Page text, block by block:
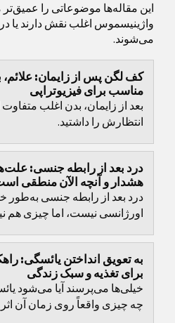
این مقاله‌ها موضوعاتی را
واژینیسموس اغلب نقش دارند یا
می‌شوند.
کف لگن پس از زایمان: علائم،
مناسب برای فیزیوتراپی
بعد از زایمان، بدن اغلب
انتظارش را داشتید.
درد بعد از رابطه جنسی:
هشدار و آنچه الآن منطقی
درد بعد از رابطه جنسی به‌طور
اورژانسی نیست، اما چیزی هم
به تعویق انداختن یائسگی:
برای تغذیه و سبک زندگی
خیلی‌ها می‌پرسند آیا می‌شود
چه چیزی واقعاً روی زمان آن